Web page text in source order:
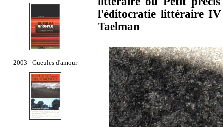
2003 - Gueules d'amour
l'éditocratie littéraire
Taelman